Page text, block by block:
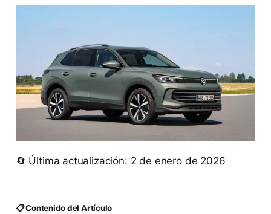
🔄 Última actualización: 2 de enero de 2026
📋 Contenido del Artículo